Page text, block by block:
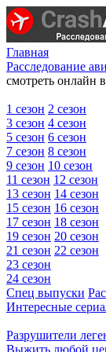
Главная
Расследование
смотреть онлайн
1 сезон 2 сезон
3 сезон 4 сезон
5 сезон 6 сезон
7 сезон 8 сезон
9 сезон 10 сезон
11 сезон 12 сезон
13 сезон 14 сезон
15 сезон 16 сезон
17 сезон 18 сезон
19 сезон 20 сезон
21 сезон 22 сезон
23 сезон
24 сезон
Спец выпуски
Интересные
Разрушители
Выжить любой